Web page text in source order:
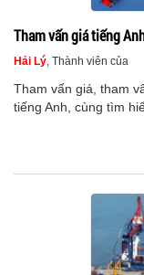
Tham vấn giá tiếng
Hải Lý , Thành viên của
Tham vấn giá, tham
tiếng Anh, cùng tìm